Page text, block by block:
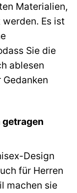
Materialien,
Es ist
Sie die
ablesen
getragen
Design
für Herren
machen sie